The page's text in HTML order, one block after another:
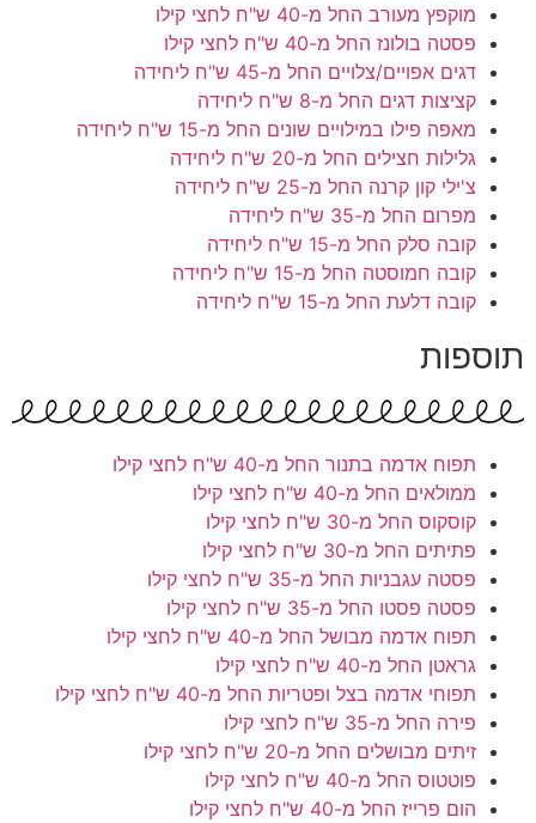
מוקפץ מעורב החל מ-40 ש"ח לחצי קילו
פסטה בולונז החל מ-40 ש"ח לחצי קילו
דגים אפויים/צלויים החל מ-45 ש"ח ליחידה
קציצות דגים החל מ-8 ש"ח ליחידה
מאפה פילו במילויים שונים החל מ-15 ש"ח ליחידה
גלילות חצילים החל מ-20 ש"ח ליחידה
צ'ילי קון קרנה החל מ-25 ש"ח ליחידה
מפרום החל מ-35 ש"ח ליחידה
קובה סלק החל מ-15 ש"ח ליחידה
קובה חמוסטה החל מ-15 ש"ח ליחידה
קובה דלעת החל מ-15 ש"ח ליחידה
תוספות
תפוח אדמה בתנור החל מ-40 ש"ח לחצי קילו
ממולאים החל מ-40 ש"ח לחצי קילו
קוסקוס החל מ-30 ש"ח לחצי קילו
פתיתים החל מ-30 ש"ח לחצי קילו
פסטה עגבניות החל מ-35 ש"ח לחצי קילו
פסטה פסטו החל מ-35 ש"ח לחצי קילו
תפוח אדמה מבושל החל מ-40 ש"ח לחצי קילו
גראטן החל מ-40 ש"ח לחצי קילו
תפוחי אדמה בצל ופטריות החל מ-40 ש"ח לחצי קילו
פירה החל מ-35 ש"ח לחצי קילו
זיתים מבושלים החל מ-20 ש"ח לחצי קילו
פוטטוס החל מ-40 ש"ח לחצי קילו
הום פרייז החל מ-40 ש"ח לחצי קילו